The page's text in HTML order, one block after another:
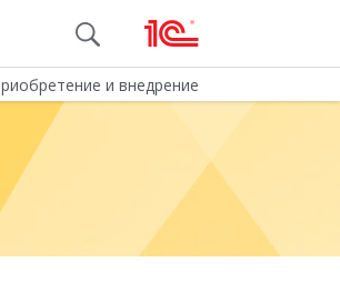
и внедрение